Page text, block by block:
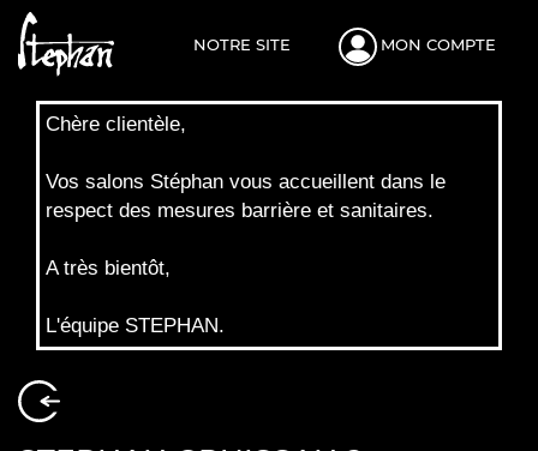
NOTRE SITE MON COMPTE
Chère clientèle,
Vos salons Stéphan vous accueillent dans le
respect des mesures barrière et sanitaires.
A très bientôt,
L'équipe STEPHAN.